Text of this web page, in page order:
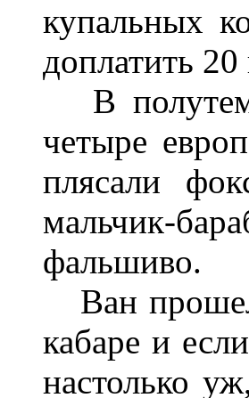
купальных
доплатить
В
четыре
плясали
мальчик-
фальшиво.
Ван
кабаре и
настолько